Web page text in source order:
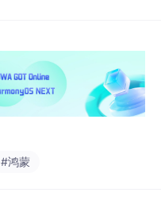
#鸿蒙